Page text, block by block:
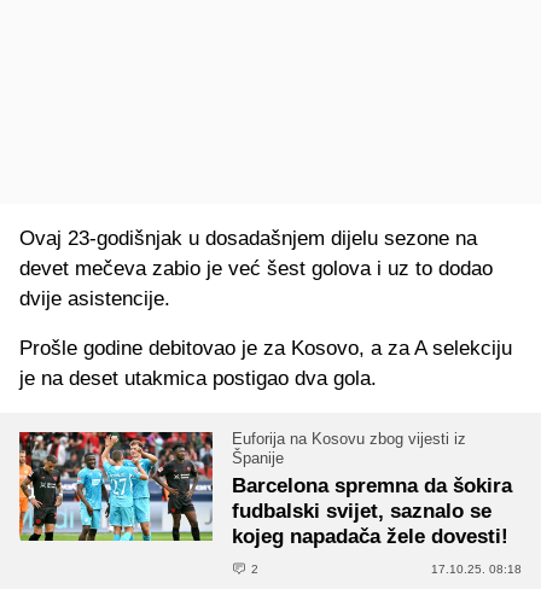
Ovaj 23-godišnjak u dosadašnjem dijelu sezone na
devet mečeva zabio je već šest golova i uz to dodao
dvije asistencije.
Prošle godine debitovao je za Kosovo, a za A selekciju
je na deset utakmica postigao dva gola.
Euforija na Kosovu zbog vijesti iz
Španije
Barcelona spremna da šokira
fudbalski svijet, saznalo se
kojeg napadača žele dovesti!
2 17.10.25. 08:18